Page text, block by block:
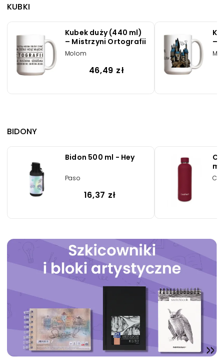
KUBKI
Kubek duży (440 ml)
– Mistrzyni Ortografii
Molom
46,49 zł
–
BIDONY
Bidon 500 ml - Hey
Paso
16,37 zł
Zwiększ rozmiar czcionki
Zmniejsz rozmiar czcionki
Odwróć kolory
Skala szarości